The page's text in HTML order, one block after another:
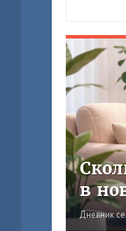
в
Дневник